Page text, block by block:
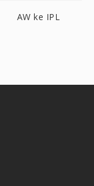
AW ke IPL